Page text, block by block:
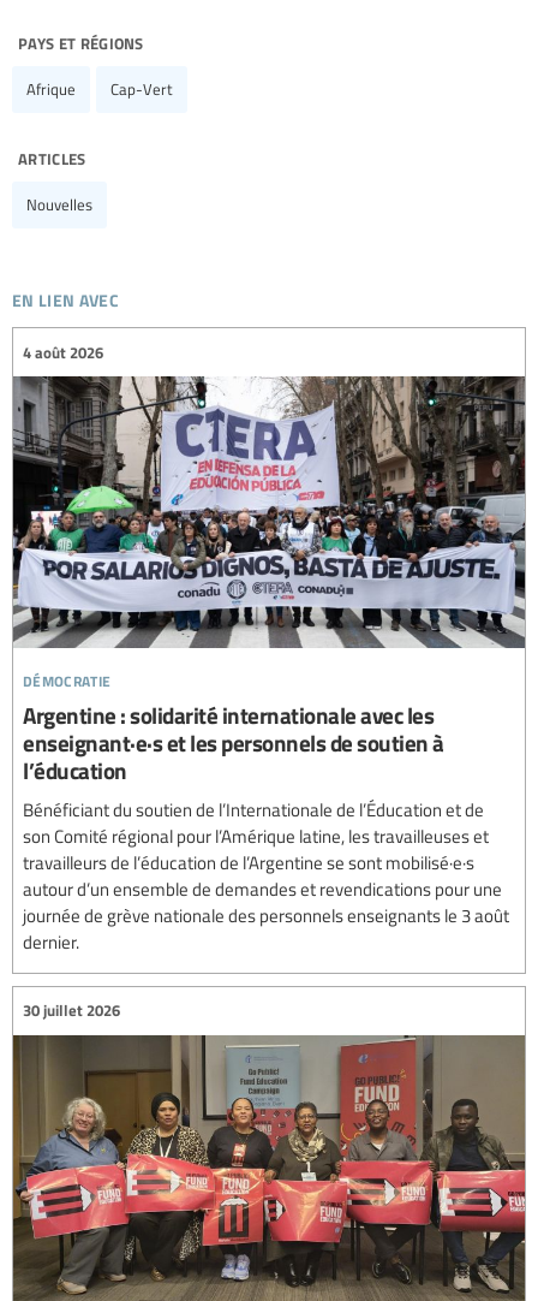
pays et régions
Afrique Cap-Vert
articles
Nouvelles
en lien avec
démocratie
4 août 2026
Argentine : solidarité internationale avec les
enseignant·e·s et les personnels de soutien à
l’éducation
Bénéficiant du soutien de l’Internationale de l’Éducation et de
son Comité régional pour l’Amérique latine, les travailleuses et
travailleurs de l’éducation de l’Argentine se sont mobilisé·e·s
autour d’un ensemble de demandes et revendications pour une
journée de grève nationale des personnels enseignants le 3 août
dernier.
30 juillet 2026